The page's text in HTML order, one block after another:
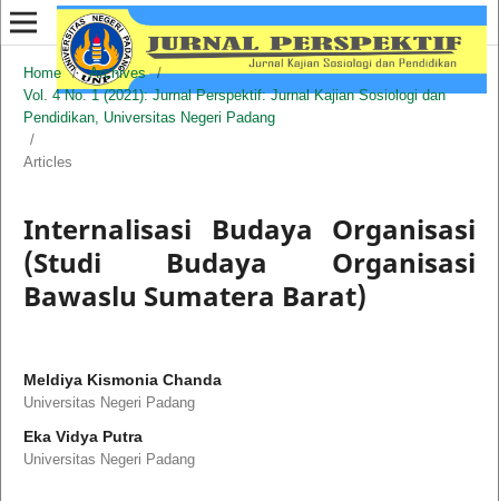
Home / Archives
/
Vol. 4 No. 1 (2021): Jurnal Perspektif: Jurnal Kajian Sosiologi dan
Pendidikan, Universitas Negeri Padang
/
Articles
Internalisasi Budaya Organisasi
(Studi Budaya Organisasi
Bawaslu Sumatera Barat)
Meldiya Kismonia Chanda
Universitas Negeri Padang
Eka Vidya Putra
Universitas Negeri Padang